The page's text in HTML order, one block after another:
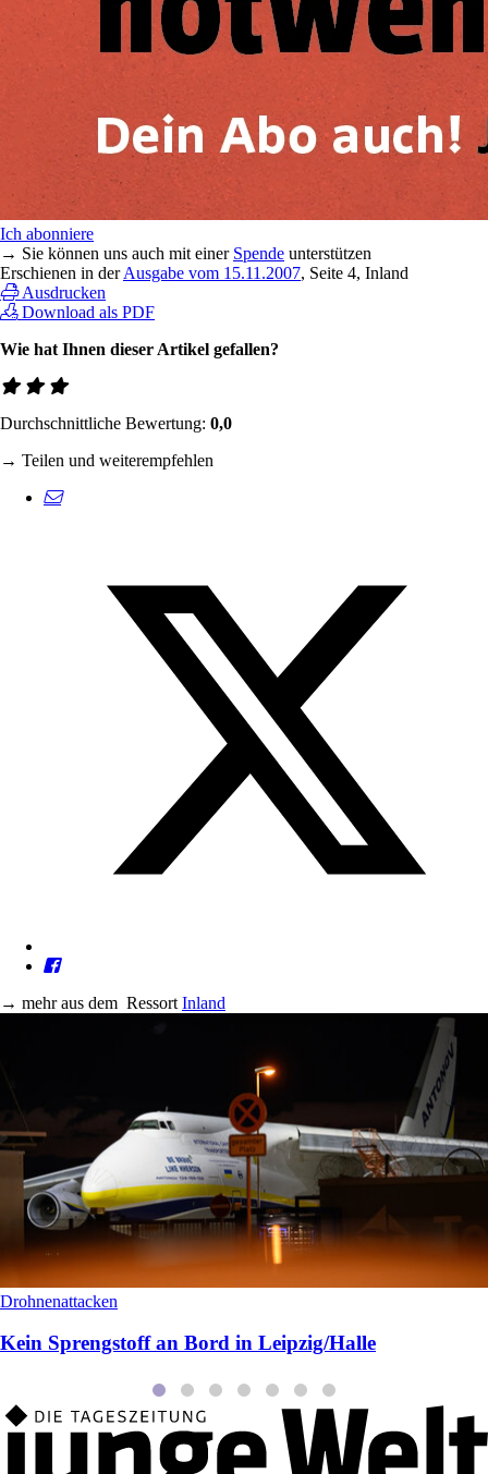
Ich abonniere
→ Sie können uns auch mit einer Spende unterstützen
Erschienen in derAusgabe vom 15.11.2007, Seite 4, Inland
Ausdrucken
Download als PDF
Wie hat Ihnen dieser Artikel gefallen?
Durchschnittliche Bewertung: 0,0
→ Teilen und weiterempfehlen
→ mehr aus dem Ressort Inland
Drohnenattacken
Kein Sprengstoff an Bord in Leipzig/Halle